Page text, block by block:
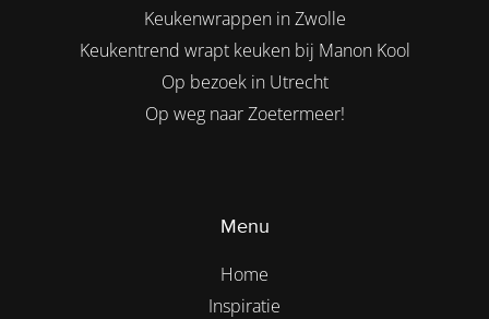
Keukenwrappen in Zwolle
Keukentrend wrapt keuken bij Manon Kool
Op bezoek in Utrecht
Op weg naar Zoetermeer!
Menu
Home
Inspiratie